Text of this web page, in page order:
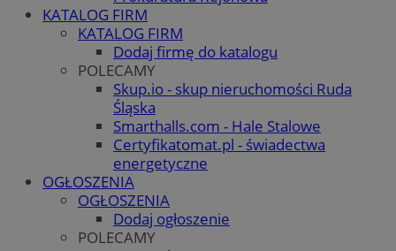
KATALOG FIRM
KATALOG FIRM
Dodaj firmę do katalogu
POLECAMY
Skup.io - skup nieruchomości Ruda
Śląska
Smarthalls.com - Hale Stalowe
Certyfikatomat.pl - świadectwa
energetyczne
OGŁOSZENIA
OGŁOSZENIA
Dodaj ogłoszenie
POLECAMY